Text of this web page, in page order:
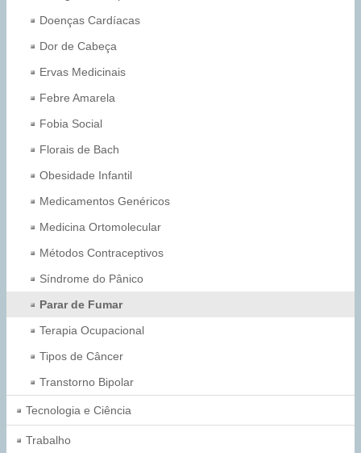
Doenças Cardíacas
Dor de Cabeça
Ervas Medicinais
Febre Amarela
Fobia Social
Florais de Bach
Obesidade Infantil
Medicamentos Genéricos
Medicina Ortomolecular
Métodos Contraceptivos
Síndrome do Pânico
Parar de Fumar
Terapia Ocupacional
Tipos de Câncer
Transtorno Bipolar
Tecnologia e Ciência
Trabalho